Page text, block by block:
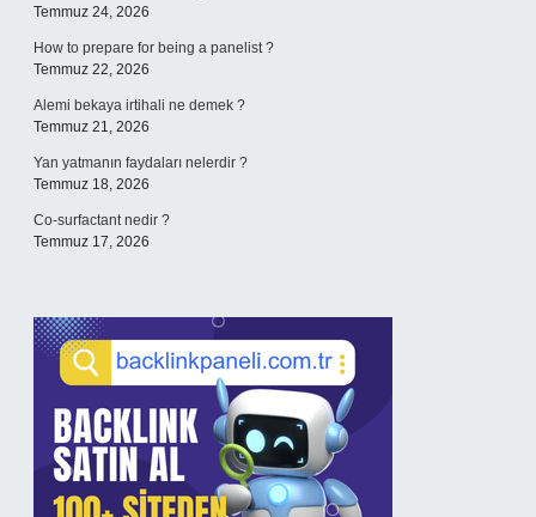
Temmuz 24, 2026
How to prepare for being a panelist ?
Temmuz 22, 2026
Alemi bekaya irtihali ne demek ?
Temmuz 21, 2026
Yan yatmanın faydaları nelerdir ?
Temmuz 18, 2026
Co-surfactant nedir ?
Temmuz 17, 2026